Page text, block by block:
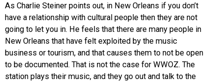
As Charlie Steiner points out, in New Orleans if you don’t
have a relationship with cultural people then they are not
going to let you in. He feels that there are many people in
New Orleans that have felt exploited by the music
business or tourism, and that causes them to not be open
to be documented. That is not the case for WWOZ. The
station plays their music, and they go out and talk to the